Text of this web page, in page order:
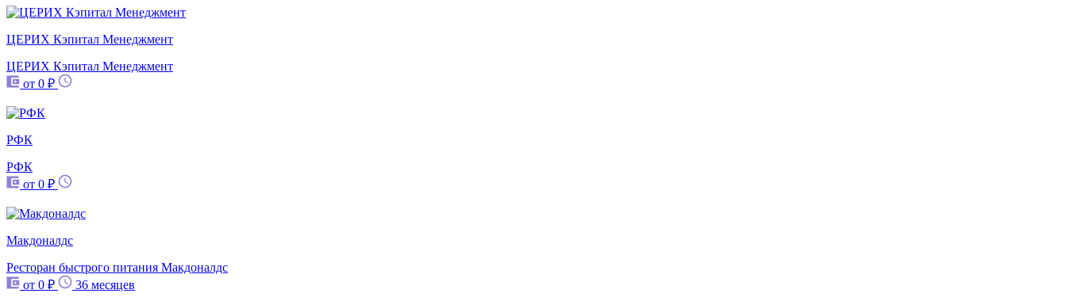
ЦЕРИХ Кэпитал Менеджмент
ЦЕРИХ Кэпитал Менеджмент
от 0 ₽
РФК
РФК
от 0 ₽
Макдоналдс
Ресторан быстрого питания Mакдоналдс
от 0 ₽
36 месяцев